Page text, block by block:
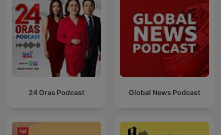
24 Oras Podcast Global News Podcast